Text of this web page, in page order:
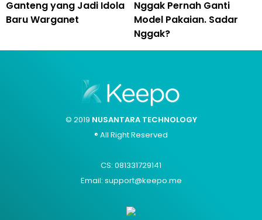
Ganteng yang Jadi Idola
Baru Warganet
Nggak Pernah Ganti
Model Pakaian. Sadar
Nggak?
© 2019 NUSANTARA TECHNOLOGY
® All Right Reserved
CS: 081331729141
Email: support@keepo.me